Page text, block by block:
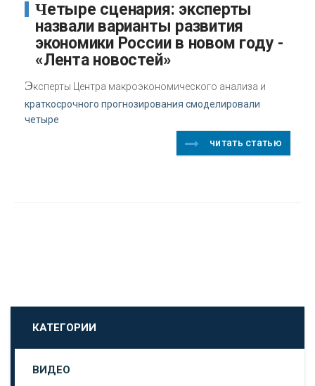
Четыре сценария: эксперты
назвали варианты развития
экономики России в новом году -
«Лента новостей»
Эксперты Центра макроэкономического анализа и
краткосрочного прогнозирования смоделировали
четыре
читать статью
КАТЕГОРИИ
ВИДЕО